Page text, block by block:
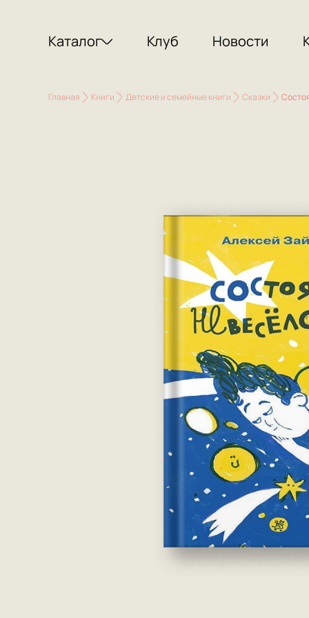
Каталог Клуб Новости
Главная Книги Детские и семейные книги Сказки